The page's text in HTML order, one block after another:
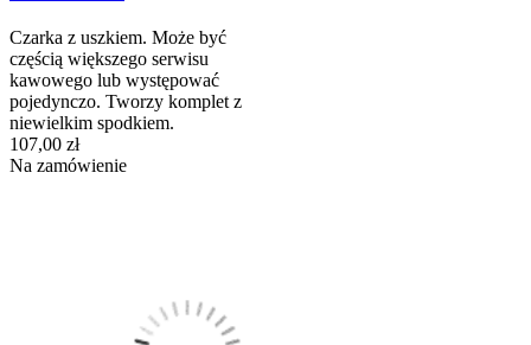
Czarka z uszkiem. Może być
częścią większego serwisu
kawowego lub występować
pojedynczo. Tworzy komplet z
niewielkim spodkiem.
107,00 zł
Na zamówienie